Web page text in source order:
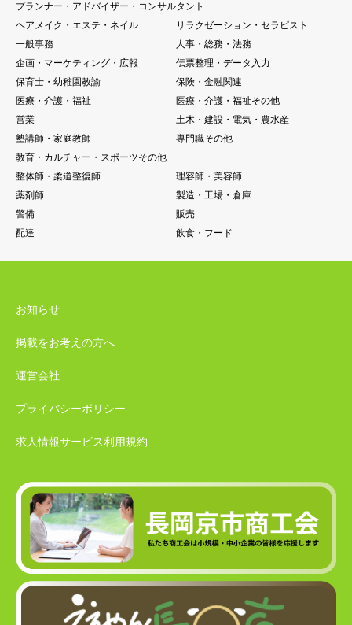
プランナー・アドバイザー・コンサルタント
ヘアメイク・エステ・ネイル
リラクゼーション・セラピスト
一般事務
人事・総務・法務
企画・マーケティング・広報
伝票整理・データ入力
保育士・幼稚園教諭
保険・金融関連
医療・介護・福祉
医療・介護・福祉その他
営業
土木・建設・電気・農水産
塾講師・家庭教師
専門職その他
教育・カルチャー・スポーツその他
整体師・柔道整復師
理容師・美容師
薬剤師
製造・工場・倉庫
警備
販売
配達
飲食・フード
お知らせ
掲載をお考えの方へ
運営会社
プライバシーポリシー
求人情報サービス利用規約